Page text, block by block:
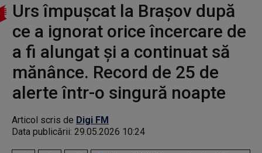
Urs împușcat la Brașov după
ce a ignorat orice încercare de
a fi alungat și a continuat să
mănânce. Record de 25 de
alerte într-o singură noapte
Articol scris de Digi FM
Data publicării: 29.05.2026 10:24